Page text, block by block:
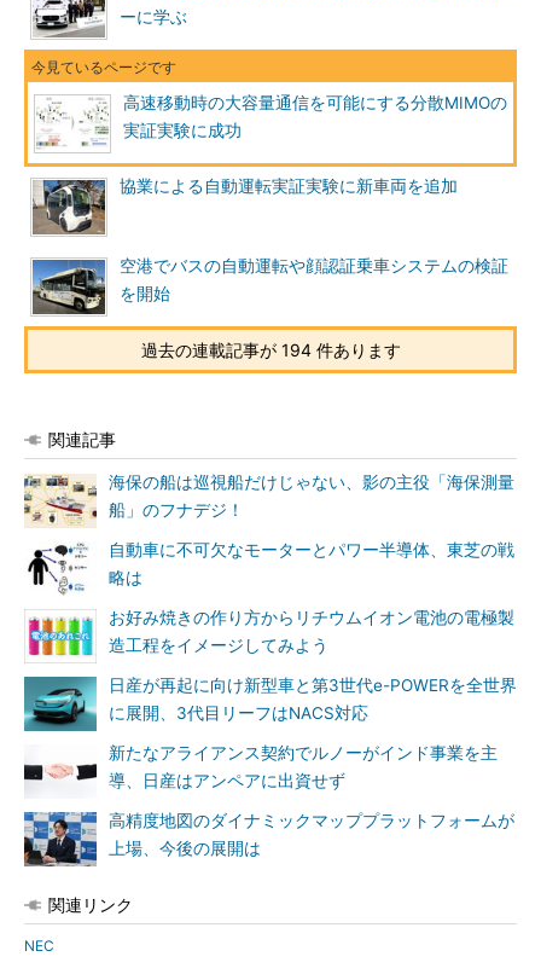
ーに学ぶ
高速移動時の大容量通信を可能にする分散MIMOの
実証実験に成功
協業による自動運転実証実験に新車両を追加
空港でバスの自動運転や顔認証乗車システムの検証
を開始
過去の連載記事が 194 件あります
関連記事
海保の船は巡視船だけじゃない、影の主役「海保測量
船」のフナデジ！
自動車に不可欠なモーターとパワー半導体、東芝の戦
略は
お好み焼きの作り方からリチウムイオン電池の電極製
造工程をイメージしてみよう
日産が再起に向け新型車と第3世代e-POWERを全世界
に展開、3代目リーフはNACS対応
新たなアライアンス契約でルノーがインド事業を主
導、日産はアンペアに出資せず
高精度地図のダイナミックマッププラットフォームが
上場、今後の展開は
関連リンク
NEC